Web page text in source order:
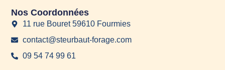
Nos Coordonnées
11 rue Bouret 59610 Fourmies
contact@steurbaut-forage.com
09 54 74 99 61